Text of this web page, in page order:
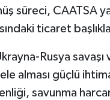
süreci, CAATSA
ticaret
Rusya
alması güçlü
savunma